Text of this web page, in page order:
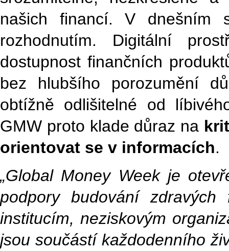
našich financí. V dnešním
rozhodnutím. Digitální
dostupnost finančních
bez hlubšího porozumění
obtížně odlišitelné od
GMW proto klade důraz na
orientovat se v informacích.
„Global Money Week je
podpory budování
institucím, neziskovým
jsou součástí každodenního